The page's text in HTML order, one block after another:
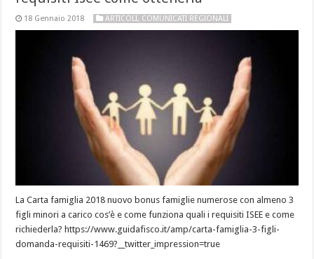
18 Gennaio 2018 ARTICOLI, COMUNICATI REGIONALI
La Carta famiglia 2018 nuovo bonus famiglie numerose con almeno 3
figli minori a carico cos’è e come funziona quali i requisiti ISEE e come
richiederla? https://www.guidafisco.it/amp/carta-famiglia-3-figli-
domanda-requisiti-1469?__twitter_impression=true